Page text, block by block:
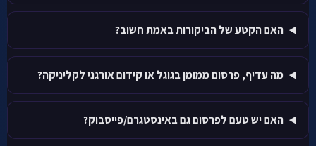
האם הקטע של הביקורות באמת חשוב?
מה עדיף, פרסום ממומן בגוגל או קידום אורגני לקליניקה?
האם יש טעם לפרסום גם באינסטגרם/פייסבוק?